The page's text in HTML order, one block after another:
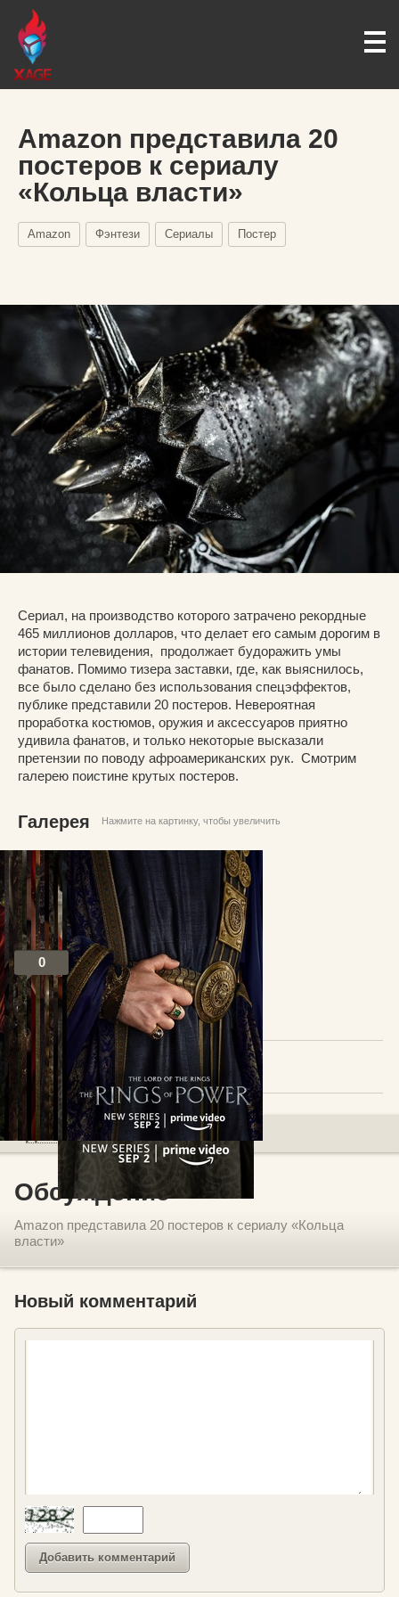
Amazon представила 20
постеров к сериалу
«Кольца власти»
Amazon Фэнтези Сериалы Постер
Сериал, на производство которого затрачено рекордные
465 миллионов долларов, что делает его самым дорогим в
истории телевидения, продолжает будоражить умы
фанатов. Помимо тизера заставки, где, как выяснилось,
все было сделано без использования спецэффектов,
публике представили 20 постеров. Невероятная
проработка костюмов, оружия и аксессуаров приятно
удивила фанатов, и только некоторые высказали
претензии по поводу афроамериканских рук. Смотрим
галерею поистине крутых постеров.
Галерея Нажмите на картинку, чтобы увеличить
0
Посты по теме
В избранное
Добавить комментарий
Обсуждение
Amazon представила 20 постеров к сериалу «Кольца
власти»
Новый комментарий